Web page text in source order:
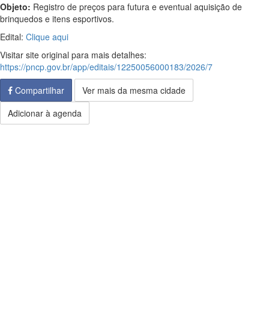
Objeto: Registro de preços para futura e eventual aquisição de
brinquedos e itens esportivos.
Edital: Clique aqui
Visitar site original para mais detalhes:
https://pncp.gov.br/app/editais/12250056000183/2026/7
Compartilhar
Ver mais da mesma cidade
Adicionar à agenda